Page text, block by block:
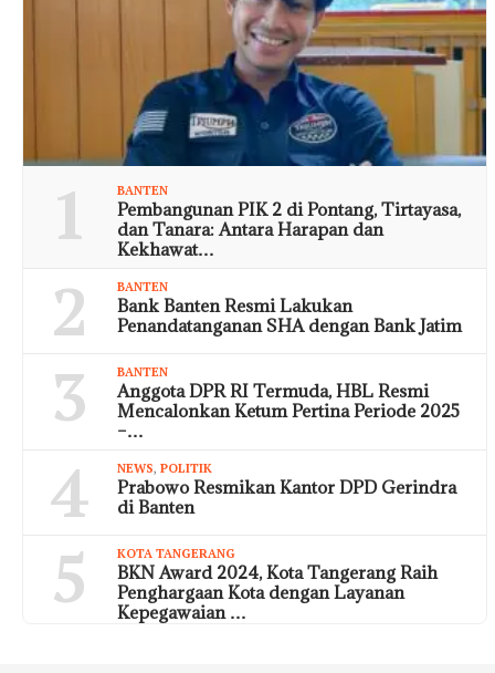
1 BANTEN
Pembangunan PIK 2 di Pontang, Tirtayasa,
dan Tanara: Antara Harapan dan
Kekhawat…
2 BANTEN
Bank Banten Resmi Lakukan
Penandatanganan SHA dengan Bank Jatim
3 BANTEN
Anggota DPR RI Termuda, HBL Resmi
Mencalonkan Ketum Pertina Periode 2025
–…
4 NEWS, POLITIK
Prabowo Resmikan Kantor DPD Gerindra
di Banten
5 KOTA TANGERANG
BKN Award 2024, Kota Tangerang Raih
Penghargaan Kota dengan Layanan
Kepegawaian …